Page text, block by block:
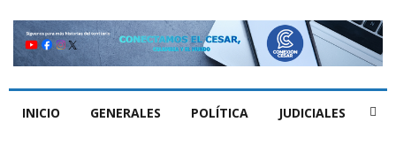
INICIO GENERALES POLÍTICA JUDICIALES